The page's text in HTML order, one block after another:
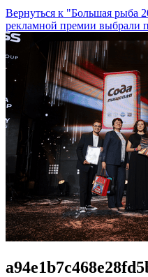
Вернуться к "Большая рыба
рекламной премии выбрали